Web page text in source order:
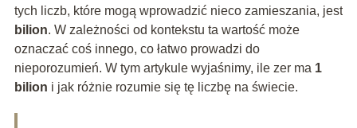
tych liczb, które mogą wprowadzić nieco zamieszania, jest
bilion. W zależności od kontekstu ta wartość może
oznaczać coś innego, co łatwo prowadzi do
nieporozumień. W tym artykule wyjaśnimy, ile zer ma 1
bilion i jak różnie rozumie się tę liczbę na świecie.